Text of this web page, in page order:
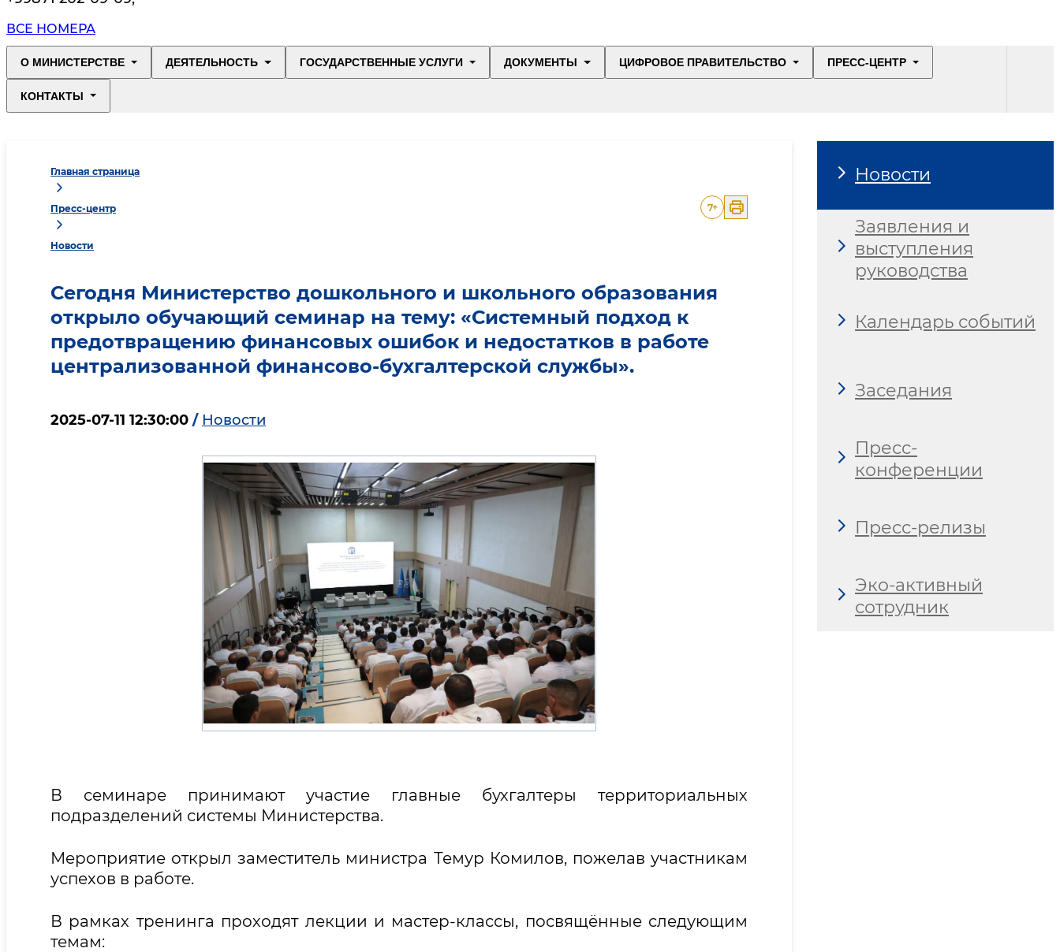
ВСЕ НОМЕРА
О МИНИСТЕРСТВЕ ДЕЯТЕЛЬНОСТЬ ГОСУДАРСТВЕННЫЕ УСЛУГИ ДОКУМЕНТЫ ЦИФРОВОЕ ПРАВИТЕЛЬСТВО ПРЕСС-ЦЕНТР
КОНТАКТЫ
Главная страница
Пресс-центр
Новости
7+
Сегодня Министерство дошкольного и школьного образования
открыло обучающий семинар на тему: «Системный подход к
предотвращению финансовых ошибок и недостатков в работе
централизованной финансово-бухгалтерской службы».
2025-07-11 12:30:00 / Новости
В семинаре принимают участие главные бухгалтеры территориальных
подразделений системы Министерства.
Мероприятие открыл заместитель министра Темур Комилов, пожелав участникам
успехов в работе.
В рамках тренинга проходят лекции и мастер-классы, посвящённые следующим
темам:
Новости
Заявления и
выступления
руководства
Календарь событий
Заседания
Пресс-
конференции
Пресс-релизы
Эко-активный
сотрудник